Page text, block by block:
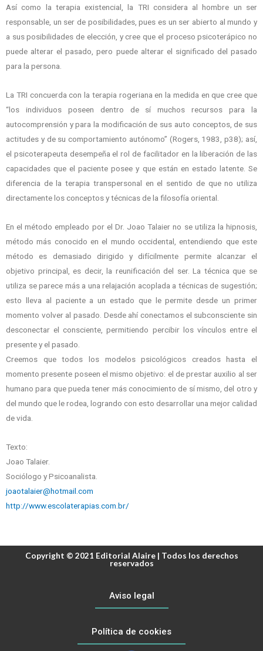
Así como la terapia existencial, la TRI considera al hombre un ser
responsable, un ser de posibilidades, pues es un ser abierto al mundo y
a sus posibilidades de elección, y cree que el proceso psicoterápico no
puede alterar el pasado, pero puede alterar el significado del pasado
para la persona.
La TRI concuerda con la terapia rogeriana en la medida en que cree que
“los individuos poseen dentro de sí muchos recursos para la
autocomprensión y para la modificación de sus auto conceptos, de sus
actitudes y de su comportamiento autónomo” (Rogers, 1983, p38); así,
el psicoterapeuta desempeña el rol de facilitador en la liberación de las
capacidades que el paciente posee y que están en estado latente. Se
diferencia de la terapia transpersonal en el sentido de que no utiliza
directamente los conceptos y técnicas de la filosofía oriental.
En el método empleado por el Dr. Joao Talaier no se utiliza la hipnosis,
método más conocido en el mundo occidental, entendiendo que este
método es demasiado dirigido y difícilmente permite alcanzar el
objetivo principal, es decir, la reunificación del ser. La técnica que se
utiliza se parece más a una relajación acoplada a técnicas de sugestión;
esto lleva al paciente a un estado que le permite desde un primer
momento volver al pasado. Desde ahí conectamos el subconsciente sin
desconectar el consciente, permitiendo percibir los vínculos entre el
presente y el pasado.
Creemos que todos los modelos psicológicos creados hasta el
momento presente poseen el mismo objetivo: el de prestar auxilio al ser
humano para que pueda tener más conocimiento de sí mismo, del otro y
del mundo que le rodea, logrando con esto desarrollar una mejor calidad
de vida.
Texto:
Joao Talaier.
Sociólogo y Psicoanalista.
joaotalaier@hotmail.com
http://www.escolaterapias.com.br/
Copyright © 2021 Editorial Alaire | Todos los derechos
reservados
Aviso legal
Política de cookies